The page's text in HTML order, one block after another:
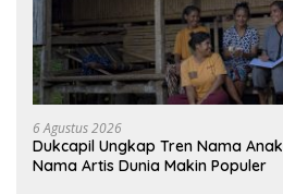
6 Agustus 2026
Dukcapil Ungkap Tren Nama
Nama Artis Dunia Makin Populer